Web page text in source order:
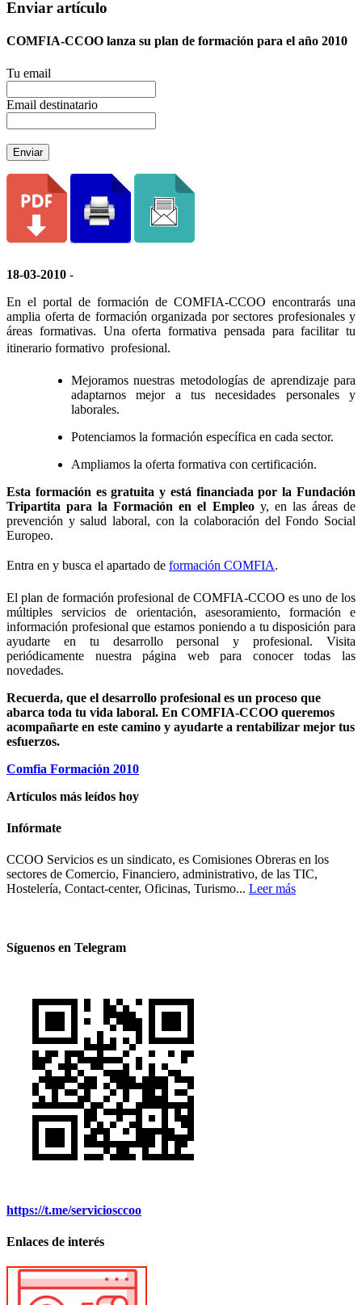
Enviar artículo
COMFIA-CCOO lanza su plan de formación para el año 2010
Tu email
Email destinatario
Enviar
18-03-2010 -
En el portal de formación de COMFIA-CCOO encontrarás una
amplia oferta de formación organizada por sectores profesionales y
áreas formativas. Una oferta formativa pensada para facilitar tu
itinerario formativo  profesional.
Mejoramos nuestras metodologías de aprendizaje para
adaptarnos mejor a tus necesidades personales y
laborales.
Potenciamos la formación específica en cada sector.
Ampliamos la oferta formativa con certificación.
Esta formación es gratuita y está financiada por la Fundación
Tripartita para la Formación en el Empleoy, en las áreas de
prevención y salud laboral, con la colaboración del Fondo Social
Europeo.
Entra en y busca el apartado de  formación COMFIA.
El plan de formación profesional de COMFIA-CCOO es uno de los
múltiples servicios de orientación, asesoramiento, formación e
información profesional que estamos poniendo a tu disposición para
ayudarte en tu desarrollo personal y profesional. Visita
periódicamente nuestra página web para conocer todas las
novedades.
Recuerda, que el desarrollo profesional es un proceso que
abarca toda tu vida laboral. En COMFIA-CCOO queremos
acompañarte en este camino y ayudarte a rentabilizar mejor tus
esfuerzos.
Comfia Formación 2010
Artículos más leídos hoy
Infórmate
CCOO Servicios es un sindicato, es Comisiones Obreras en los
sectores de Comercio, Financiero, administrativo, de las TIC,
Hostelería, Contact-center, Oficinas, Turismo... Leer más
Síguenos en Telegram
https://t.me/serviciosccoo
Enlaces de interés